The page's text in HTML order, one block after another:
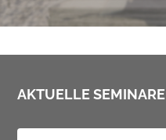
AKTUELLE SEMINARE